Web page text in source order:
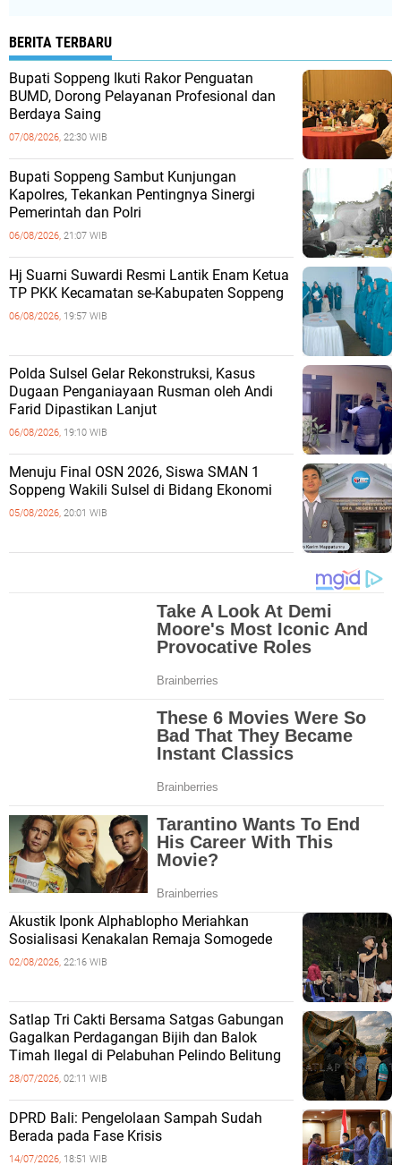
BERITA TERBARU
Bupati Soppeng Ikuti Rakor Penguatan
BUMD, Dorong Pelayanan Profesional dan
Berdaya Saing
07/08/2026, 22:30 WIB
Bupati Soppeng Sambut Kunjungan
Kapolres, Tekankan Pentingnya Sinergi
Pemerintah dan Polri
06/08/2026, 21:07 WIB
Hj Suarni Suwardi Resmi Lantik Enam Ketua
TP PKK Kecamatan se-Kabupaten Soppeng
06/08/2026, 19:57 WIB
Polda Sulsel Gelar Rekonstruksi, Kasus
Dugaan Penganiayaan Rusman oleh Andi
Farid Dipastikan Lanjut
06/08/2026, 19:10 WIB
Menuju Final OSN 2026, Siswa SMAN 1
Soppeng Wakili Sulsel di Bidang Ekonomi
05/08/2026, 20:01 WIB
Akustik Iponk Alphablopho Meriahkan
Sosialisasi Kenakalan Remaja Somogede
02/08/2026, 22:16 WIB
Satlap Tri Cakti Bersama Satgas Gabungan
Gagalkan Perdagangan Bijih dan Balok
Timah Ilegal di Pelabuhan Pelindo Belitung
28/07/2026, 02:11 WIB
DPRD Bali: Pengelolaan Sampah Sudah
Berada pada Fase Krisis
14/07/2026, 18:51 WIB